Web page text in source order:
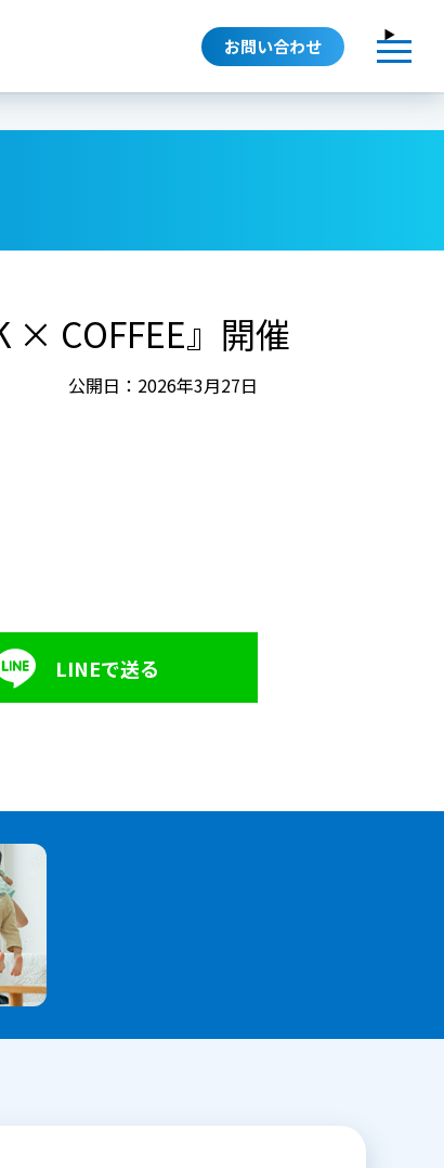
お問い合わせ
× COFFEE』開催
公開日：2026年3月27日
LINEで送る